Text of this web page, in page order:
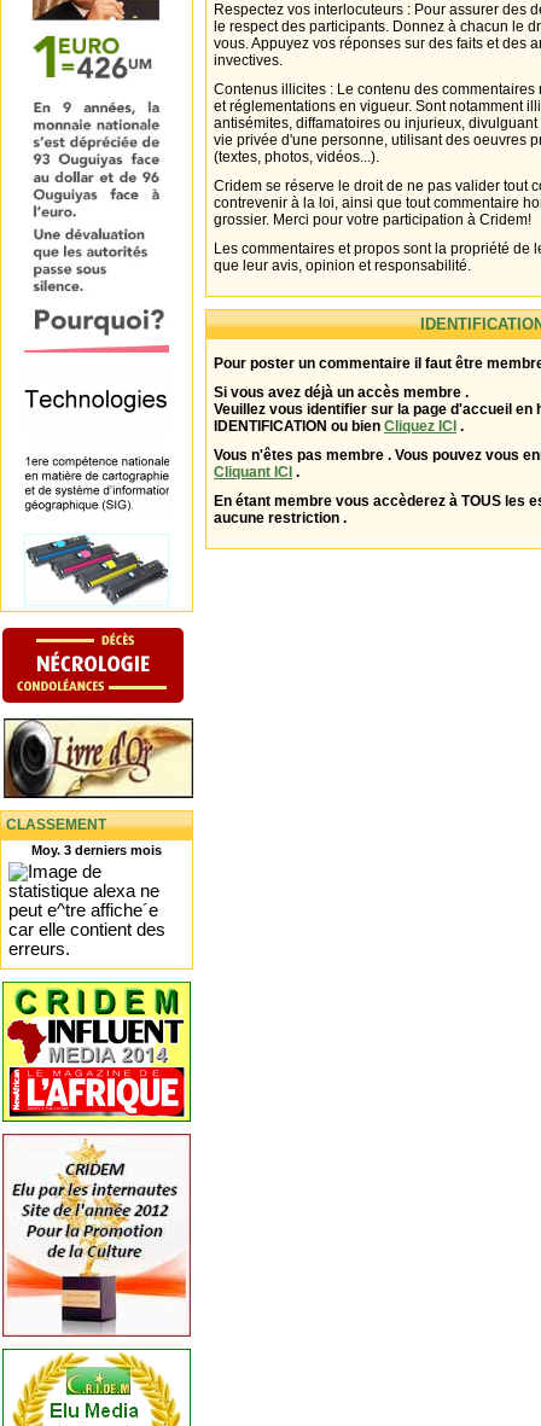
CLASSEMENT
Moy. 3 derniers mois
Respectez vos interlocuteurs : Pour assurer des
le respect des participants. Donnez à chacun le
vous. Appuyez vos réponses sur des faits et des
invectives.
Contenus illicites : Le contenu des
et réglementations en vigueur. Sont notamment
antisémites, diffamatoires ou injurieux,
vie privée d'une personne, utilisant des oeuvres
(textes, photos, vidéos...).
Cridem se réserve le droit de ne pas valider tout
contrevenir à la loi, ainsi que tout commentaire
grossier. Merci pour votre participation à Cridem!
Les commentaires et propos sont la propriété de
que leur avis, opinion et responsabilité.
Pour poster un commentaire il faut être
Si vous avez déjà un accès membre .
Veuillez vous identifier sur la page d'accueil en
IDENTIFICATION ou bien Cliquez ICI .
Vous n'êtes pas membre . Vous pouvez vous
Cliquant ICI .
En étant membre vous accèderez à TOUS les
aucune restriction .